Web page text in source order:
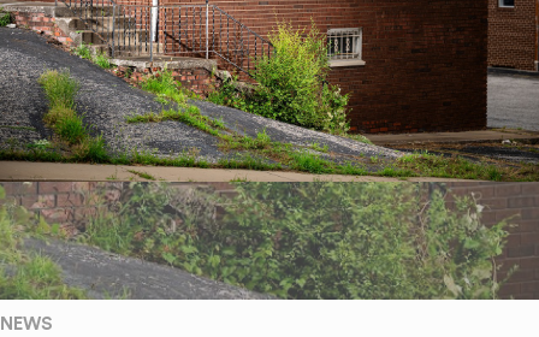
NEWS